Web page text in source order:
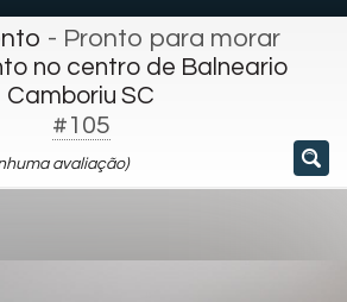
- Pronto para morar
no centro de Balneario
Camboriu SC
#105
avaliação)